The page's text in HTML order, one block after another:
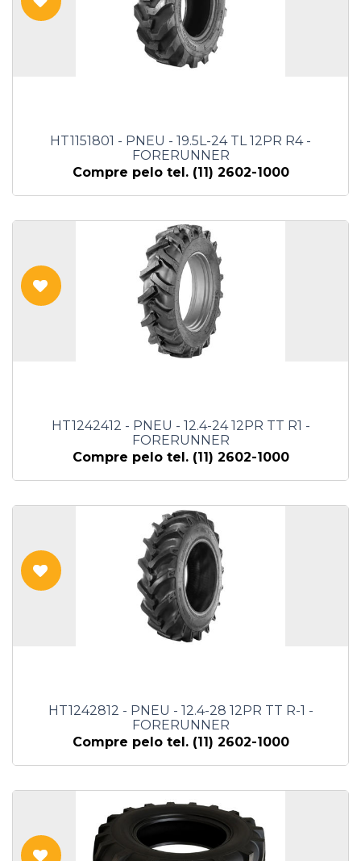
HT1151801 - PNEU - 19.5L-24 TL 12PR R4 -
FORERUNNER
Compre pelo tel. (11) 2602-1000
HT1242412 - PNEU - 12.4-24 12PR TT R1 -
FORERUNNER
Compre pelo tel. (11) 2602-1000
HT1242812 - PNEU - 12.4-28 12PR TT R-1 -
FORERUNNER
Compre pelo tel. (11) 2602-1000